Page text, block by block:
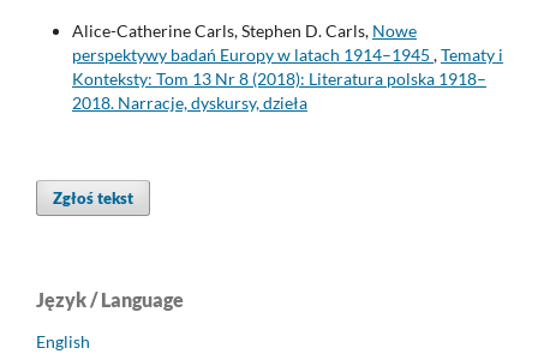
Alice-Catherine Carls, Stephen D. Carls, Nowe
perspektywy badań Europy w latach 1914–1945 ,Tematy i
Konteksty: Tom 13 Nr 8 (2018): Literatura polska 1918–
2018. Narracje, dyskursy, dzieła
Zgłoś tekst
Język / Language
English